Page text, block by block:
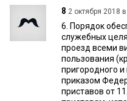
8 2 октября 2018
6. Порядок
служебных
проезд всеми
пользования
пригородного
приказом
приставов от